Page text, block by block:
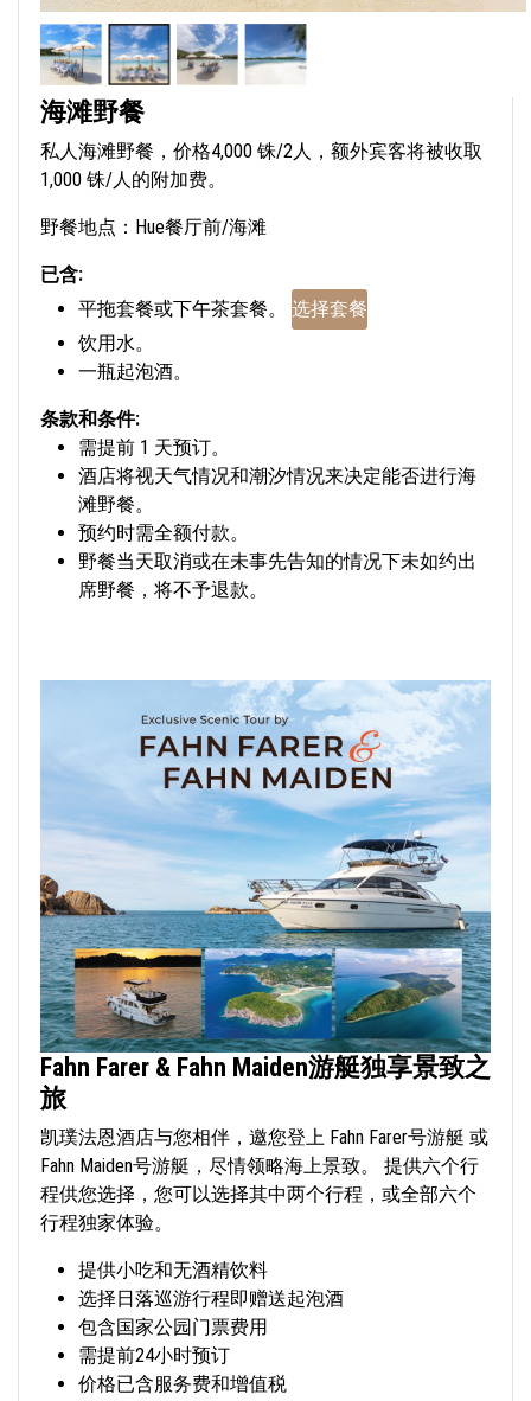
海滩野餐
私人海滩野餐，价格4,000 铢/2人，额外宾客将被收取
1,000 铢/人的附加费。
野餐地点：Hue餐厅前/海滩
已含:
平拖套餐或下午茶套餐。 选择套餐
饮用水。
一瓶起泡酒。
条款和条件:
需提前 1 天预订。
酒店将视天气情况和潮汐情况来决定能否进行海
滩野餐。
预约时需全额付款。
野餐当天取消或在未事先告知的情况下未如约出
席野餐，将不予退款。
Fahn Farer & Fahn Maiden游艇独享景致之
旅
凯璞法恩酒店与您相伴，邀您登上 Fahn Farer号游艇 或
Fahn Maiden号游艇，尽情领略海上景致。 提供六个行
程供您选择，您可以选择其中两个行程，或全部六个
行程独家体验。
提供小吃和无酒精饮料
选择日落巡游行程即赠送起泡酒
包含国家公园门票费用
需提前24小时预订
价格已含服务费和增值税